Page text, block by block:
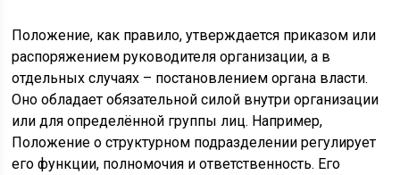
Положение, как правило, утверждается приказом или
распоряжением руководителя организации, а в
отдельных случаях – постановлением органа власти.
Оно обладает обязательной силой внутри организации
или для определённой группы лиц. Например,
Положение о структурном подразделении регулирует
его функции, полномочия и ответственность. Его